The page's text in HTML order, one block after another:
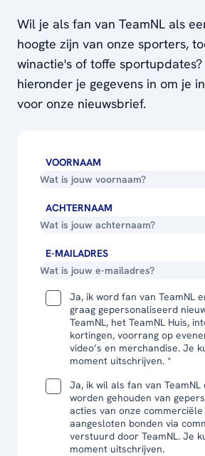
Wil je als fan van TeamNL als
hoogte zijn van onze sporters,
winactie's of toffe
hieronder je gegevens in om je
voor onze nieuwsbrief.
VOORNAAM
ACHTERNAAM
E-MAILADRES
Ja, ik word fan van TeamNL
graag gepersonaliseerd
TeamNL, het TeamNL Huis,
kortingen, voorrang op
video’s en merchandise. Je
moment uitschrijven. *
Ja, ik wil als fan van TeamNL
worden gehouden van
acties van onze
aangesloten bonden via
verstuurd door TeamNL. Je
moment uitschrijven.